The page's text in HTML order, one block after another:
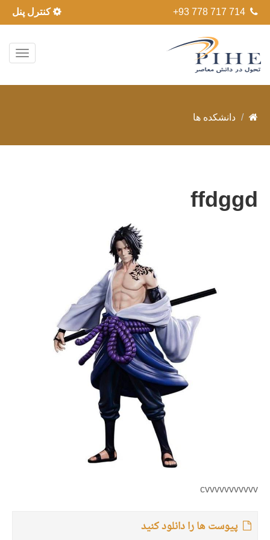
کنترل پنل +93 778 717 714
دانشکده ها
ffdggd
cvvvvvvvvvvv
پیوست ها را دانلود کنید